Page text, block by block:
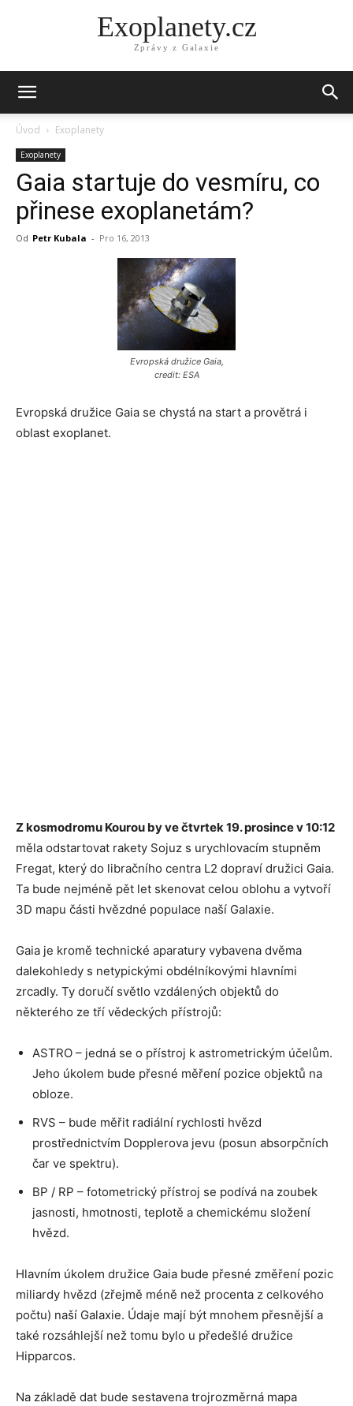
Exoplanety.cz
Zprávy z Galaxie
Úvod Exoplanety
Exoplanety
Gaia startuje do vesmíru, co
přinese exoplanetám?
Od Petr Kubala - Pro 16, 2013
Evropská družice Gaia,
credit: ESA
Evropská družice Gaia se chystá na start a provětrá i
oblast exoplanet.
Z kosmodromu Kourou by ve čtvrtek 19. prosince v 10:12
měla odstartovat rakety Sojuz s urychlovacím stupněm
Fregat, který do libračního centra L2 dopraví družici Gaia.
Ta bude nejméně pět let skenovat celou oblohu a vytvoří
3D mapu části hvězdné populace naší Galaxie.
Gaia je kromě technické aparatury vybavena dvěma
dalekohledy s netypickými obdélníkovými hlavními
zrcadly. Ty doručí světlo vzdálených objektů do
některého ze tří vědeckých přístrojů:
ASTRO – jedná se o přístroj k astrometrickým účelům.
Jeho úkolem bude přesné měření pozice objektů na
obloze.
RVS – bude měřit radiální rychlosti hvězd
prostřednictvím Dopplerova jevu (posun absorpčních
čar ve spektru).
BP / RP – fotometrický přístroj se podívá na zoubek
jasnosti, hmotnosti, teplotě a chemickému složení
hvězd.
Hlavním úkolem družice Gaia bude přesné změření pozic
miliardy hvězd (zřejmě méně než procenta z celkového
počtu) naší Galaxie. Údaje mají být mnohem přesnější a
také rozsáhlejší než tomu bylo u předešlé družice
Hipparcos.
Na základě dat bude sestavena trojrozměrná mapa